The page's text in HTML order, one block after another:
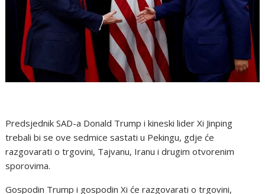
Predsjednik SAD-a Donald Trump i kineski lider Xi Jinping
trebali bi se ove sedmice sastati u Pekingu, gdje će
razgovarati o trgovini, Tajvanu, Iranu i drugim otvorenim
sporovima.
Gospodin Trump i gospodin Xi će razgovarati o trgovini,